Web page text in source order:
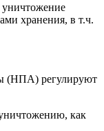
уничтожение
хранения, в т.ч.
(НПА) регулируют
как